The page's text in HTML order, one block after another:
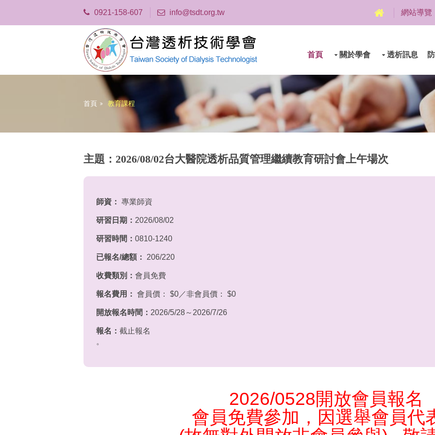
0921-158-607 info@tsdt.org.tw 網站導覽
首頁 關於學會 透析訊息
首頁 教育課程
主題：2026/08/02台大醫院透析品質管理繼續教育研討會上午場次
師資： 專業師資
研習日期： 2026/08/02
研習時間： 0810-1240
已報名/總額： 206/220
收費類別： 會員免費
報名費用： 會員價： $0／非會員價： $0
開放報名時間： 2026/5/28～2026/7/26
報名： 截止報名
。
2026/0528開放會員報名
會員免費參加，因選舉會員代